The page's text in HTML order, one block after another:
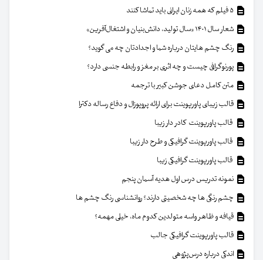
شعار سال ۱۴۰۱ «سال تولید، دانش‌بنیان و اشتغال‌آفرین»
رنگ چشم هایتان درباره شما و اجدادتان چه می گوید؟
پورنوگرافی چیست و چه اثری بر مغز و رابطه جنسی دارد؟
متن کامل دعای جوشن کبیر با ترجمه
قالب زیبای پاورپوینت برای ارائه پروپوزال و دفاع رساله دکترا
قالب پاورپوینت کادر دار زیبا
قالب پاورپوینت گرافیکی و طرح دار زیبا
قالب پاورپوینت گرافیکی زیبا
نمونه تدریس درس اول هدیه آسمان پنجم
چشم رنگی ها چه شخصیتی دارند؟ روانشناسی رنگ چشم ها
قیافه و ظاهر واسه متولدین کدوم ماه، خیلی مهمه؟
قالب پاورپوینت گرافیکی جالب
اندکی درباره درس‌پژوهی